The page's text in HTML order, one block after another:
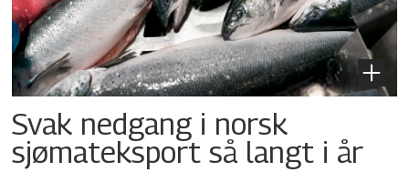
Svak nedgang i norsk
sjømateksport så langt i år